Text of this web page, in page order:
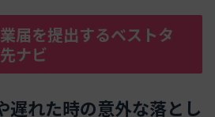
届を提出するベストタ
ナビ
遅れた時の意外な落とし